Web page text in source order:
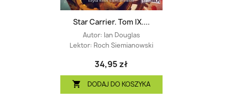
Star Carrier. Tom IX....
Autor: Ian Douglas
Lektor: Roch Siemianowski
34,95 zł
 DODAJ DO KOSZYKA